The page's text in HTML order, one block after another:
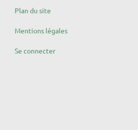
Plan du site
Mentions légales
Se connecter